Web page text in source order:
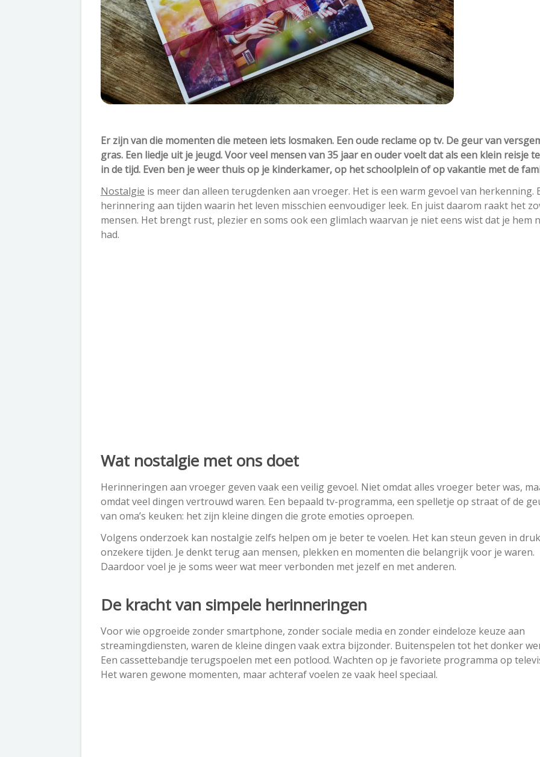
Er zijn van die momenten die meteen iets losmaken. Een oude reclame op tv. De geur van
gras. Een liedje uit je jeugd. Voor veel mensen van 35 jaar en ouder voelt dat als een klein reisje
in de tijd. Even ben je weer thuis op je kinderkamer, op het schoolplein of op vakantie met de
Nostalgie is meer dan alleen terugdenken aan vroeger. Het is een warm gevoel van herkenning.
herinnering aan tijden waarin het leven misschien eenvoudiger leek. En juist daarom raakt het
mensen. Het brengt rust, plezier en soms ook een glimlach waarvan je niet eens wist dat je hem
had.
Wat nostalgie met ons doet
Herinneringen aan vroeger geven vaak een veilig gevoel. Niet omdat alles vroeger beter was,
omdat veel dingen vertrouwd waren. Een bepaald tv-programma, een spelletje op straat of de
van oma’s keuken: het zijn kleine dingen die grote emoties oproepen.
Volgens onderzoek kan nostalgie zelfs helpen om je beter te voelen. Het kan steun geven in
onzekere tijden. Je denkt terug aan mensen, plekken en momenten die belangrijk voor je waren.
Daardoor voel je je soms weer wat meer verbonden met jezelf en met anderen.
De kracht van simpele herinneringen
Voor wie opgroeide zonder smartphone, zonder sociale media en zonder eindeloze keuze aan
streamingdiensten, waren de kleine dingen vaak extra bijzonder. Buitenspelen tot het donker
Een cassettebandje terugspoelen met een potlood. Wachten op je favoriete programma op
Het waren gewone momenten, maar achteraf voelen ze vaak heel speciaal.